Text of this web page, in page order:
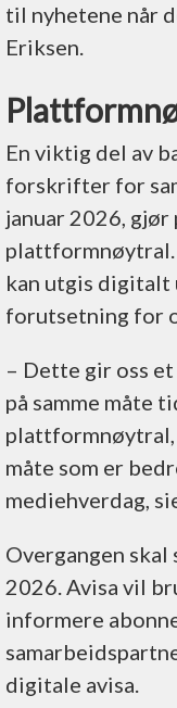
til nyhetene når
Eriksen.
En viktig del av
forskrifter for
januar 2026,
plattformnøytral.
kan utgis digitalt
forutsetning for
– Dette gir oss
på samme måte
plattformnøytral,
måte som er
mediehverdag,
Overgangen skal
2026. Avisa vil
informere
digitale avisa.